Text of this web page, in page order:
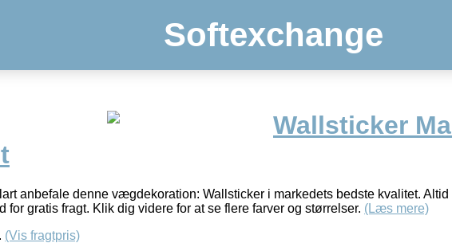
Softexchange
Wallsticker
anbefale denne vægdekoration: Wallsticker i markedets bedste kvalitet.
for gratis fragt. Klik dig videre for at se flere farver og størrelser. (Læs mere)
(Vis fragtpris)